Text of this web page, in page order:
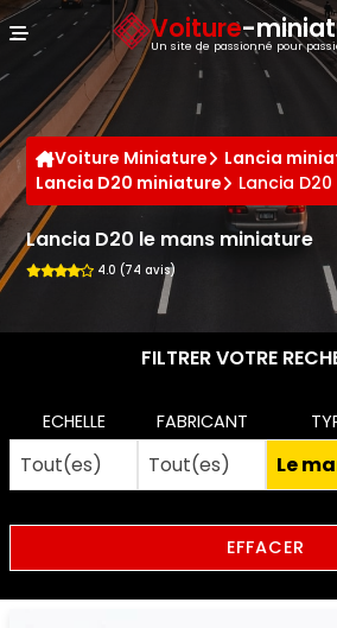
Voiture-
Un site de passionné pour
Voiture Miniature
Lancia
Lancia D20 miniature
Lancia
Lancia D20 le mans miniature
4.0 (74 avis)
FILTRER VOTRE
ECHELLE FABRICANT
EFFACER
Panneau de gestion des cookies